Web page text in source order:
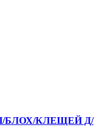
КЛЕЩЕЙ Д/